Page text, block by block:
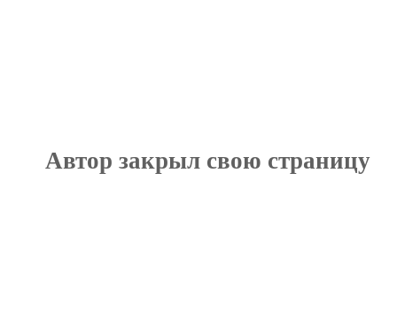
Автор закрыл свою страницу